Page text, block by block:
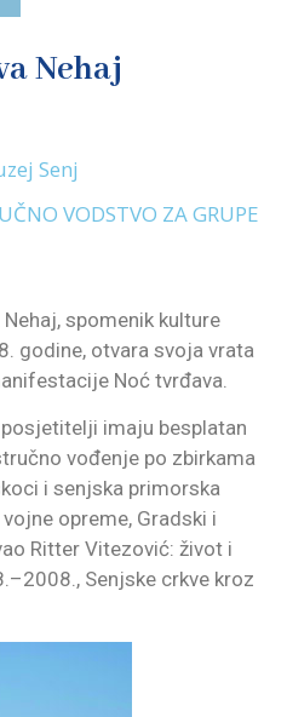
Nehaj
Senj
VODSTVO ZA GRUPE
spomenik kulture
godine, otvara svoja vrata
Noć tvrđava.
imaju besplatan
vođenje po zbirkama
i senjska primorska
opreme, Gradski i
Ritter Vitezović: život i
Senjske crkve kroz